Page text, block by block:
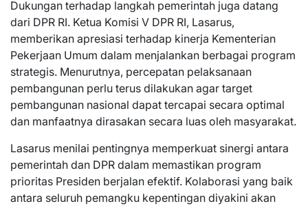
Dukungan terhadap langkah pemerintah juga datang
dari DPR RI. Ketua Komisi V DPR RI, Lasarus,
memberikan apresiasi terhadap kinerja Kementerian
Pekerjaan Umum dalam menjalankan berbagai program
strategis. Menurutnya, percepatan pelaksanaan
pembangunan perlu terus dilakukan agar target
pembangunan nasional dapat tercapai secara optimal
dan manfaatnya dirasakan secara luas oleh masyarakat.
Lasarus menilai pentingnya memperkuat sinergi antara
pemerintah dan DPR dalam memastikan program
prioritas Presiden berjalan efektif. Kolaborasi yang baik
antara seluruh pemangku kepentingan diyakini akan